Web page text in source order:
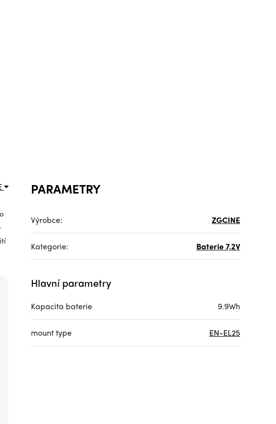
PARAMETRY
Výrobce: ZGCINE
Kategorie: Baterie 7,2V
Hlavní parametry
Kapacita baterie 9.9Wh
mount type EN-EL25